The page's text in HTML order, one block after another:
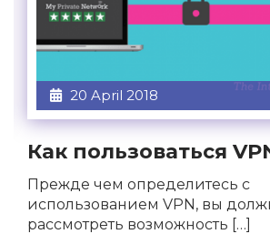
20 April 2018
Как пользоваться
Прежде чем определитесь с
использованием VPN, вы
рассмотреть возможность […]